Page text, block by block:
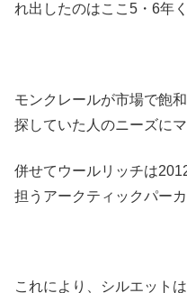
れ出したのはここ5・6年く
モンクレールが市場で飽
探していた人のニーズに
併せてウールリッチは
担うアークティックパー
これにより、シルエット